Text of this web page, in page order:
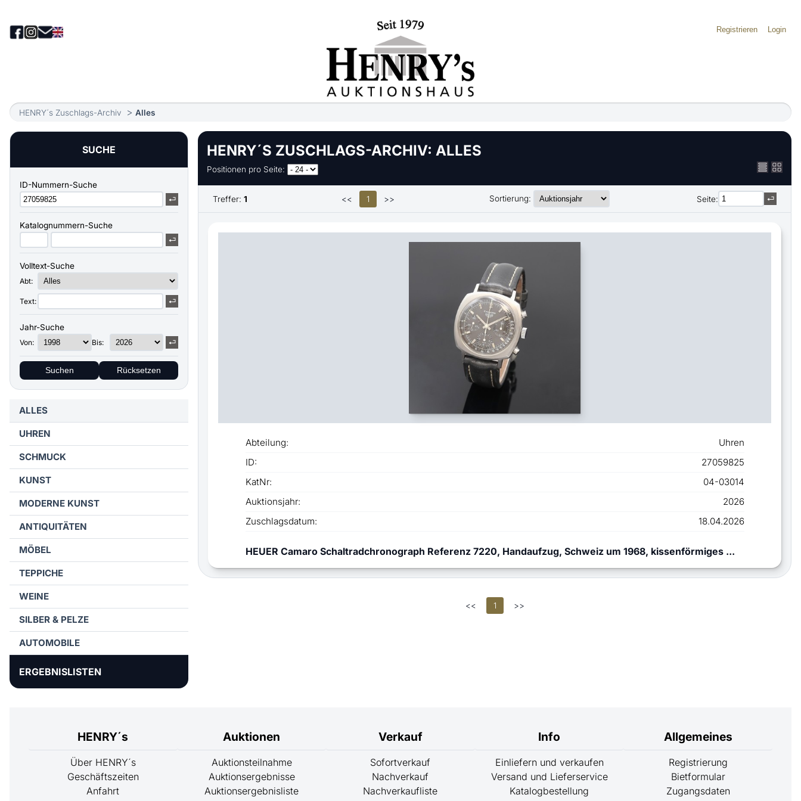
Registrieren Login
HENRY´s Zuschlags-Archiv Alles
SUCHE
ID-Nummern-Suche
Katalognummern-Suche
Volltext-Suche
Abt:
Text:
Jahr-Suche
Von: Bis:
Suchen Rücksetzen
ALLES
UHREN
SCHMUCK
KUNST
MODERNE KUNST
ANTIQUITÄTEN
MÖBEL
TEPPICHE
WEINE
SILBER & PELZE
AUTOMOBILE
ERGEBNISLISTEN
HENRY´S ZUSCHLAGS-ARCHIV: ALLES
Positionen pro Seite:
Treffer: 1 << 1 >> Sortierung: Seite:
Abteilung:
Uhren
ID:
27059825
KatNr:
04-03014
Auktionsjahr:
2026
Zuschlagsdatum:
18.04.2026
HEUER Camaro Schaltradchronograph Referenz 7220, Handaufzug, Schweiz um 1968, kissenförmiges ...
<< 1 >>
HENRY´s
Über HENRY´s
Geschäftszeiten
Anfahrt
Auktionen
Auktionsteilnahme
Auktionsergebnisse
Auktionsergebnisliste
Verkauf
Sofortverkauf
Nachverkauf
Nachverkaufliste
Info
Einliefern und verkaufen
Versand und Lieferservice
Katalogbestellung
Allgemeines
Registrierung
Bietformular
Zugangsdaten